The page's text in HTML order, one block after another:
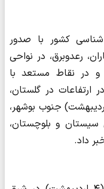
کشور با صدور
رعدوبرق، در نواحی
در نقاط مستعد با
(۲ اردیبهشت) در ارتفاعات در گلستان،
اردبیل، غرب گیلان و پنج‌شنبه(۳ اردیبهشت) جنوب بوشهر،
و بلوچستان،
داد.